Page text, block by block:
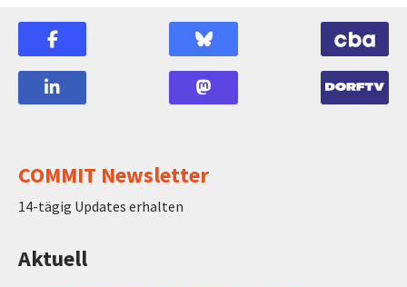
COMMIT Newsletter
14-tägig Updates erhalten
Aktuell